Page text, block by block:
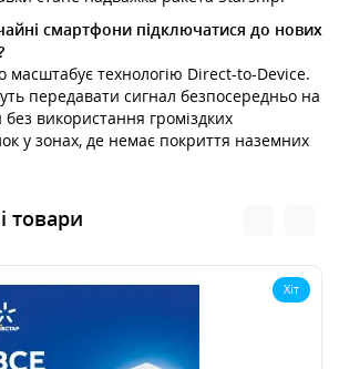
смартфони підключатися до нових
масштабує технологію Direct-to-Device.
передавати сигнал безпосередньо на
використання громіздких
у зонах, де немає покриття наземних
товари
Хіт